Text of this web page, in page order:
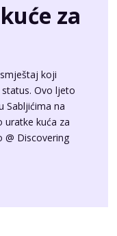
za
koji
Ovo ljeto
Sabljićima na
uratke kuća za
Discovering